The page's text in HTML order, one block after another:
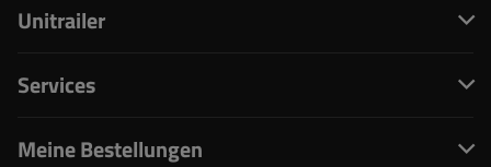
Unitrailer
Services
Meine Bestellungen